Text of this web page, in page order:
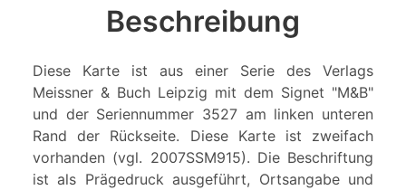
Beschreibung
Diese Karte ist aus einer Serie des Verlags
Meissner & Buch Leipzig mit dem Signet "M&B"
und der Seriennummer 3527 am linken unteren
Rand der Rückseite. Diese Karte ist zweifach
vorhanden (vgl. 2007SSM915). Die Beschriftung
ist als Prägedruck ausgeführt, Ortsangabe und